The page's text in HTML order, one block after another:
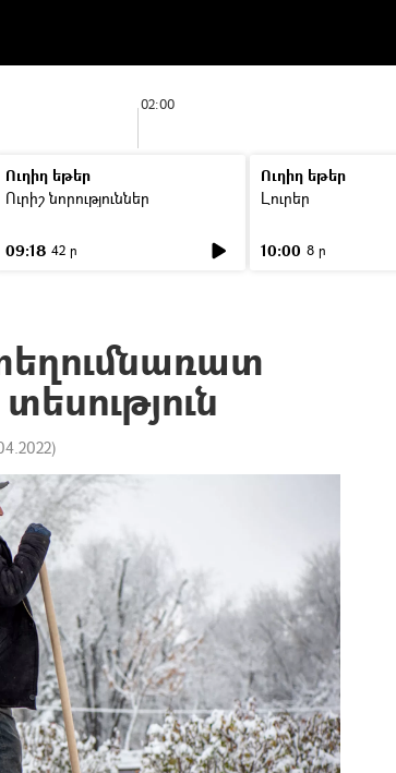
02:00
Ուղիղ եթեր
Ուրիշ նորություններ
09:18 42 ր
Ուղիղ եթեր
Լուրեր
10:00 8 ր
)